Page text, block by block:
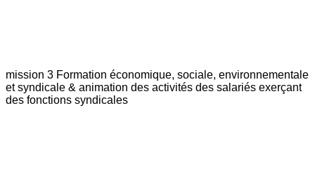
mission 3 Formation économique, sociale, environnementale
et syndicale & animation des activités des salariés exerçant
des fonctions syndicales